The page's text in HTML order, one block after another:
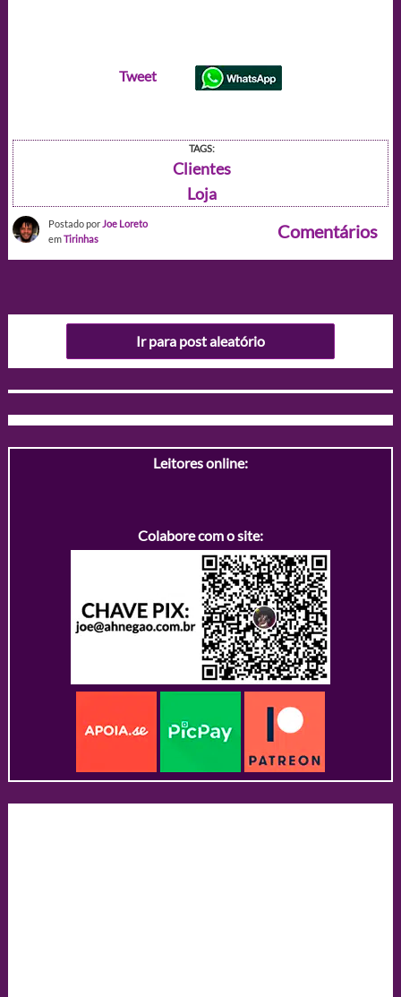
Tweet
TAGS:
Clientes
Loja
Postado por Joe Loreto
emTirinhas Comentários
Ir para post aleatório
Leitores online:
Colabore com o site: